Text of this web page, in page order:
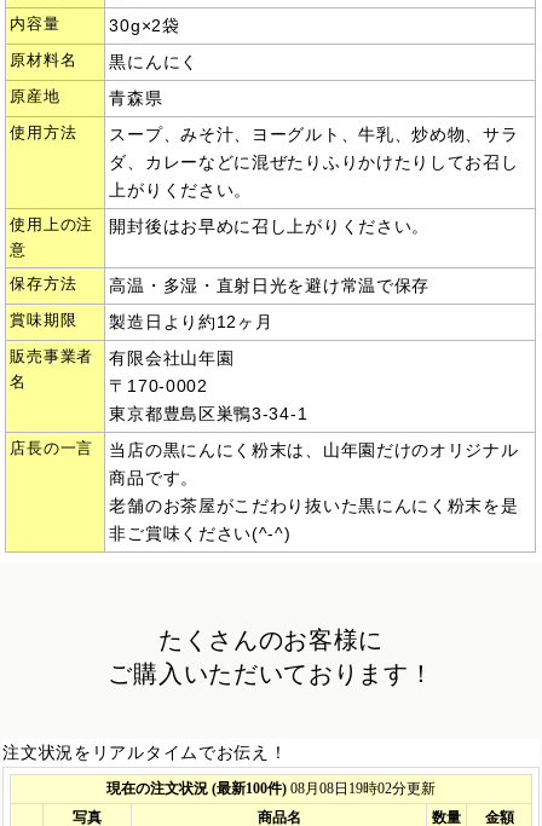
内容量 30g×2袋
原材料名 黒にんにく
原産地 青森県
使用方法
スープ、みそ汁、ヨーグルト、牛乳、炒め物、サラ
ダ、カレーなどに混ぜたりふりかけたりしてお召し
上がりください。
使用上の注
意
開封後はお早めに召し上がりください。
保存方法 高温・多湿・直射日光を避け常温で保存
賞味期限 製造日より約12ヶ月
販売事業者
名
有限会社山年園
〒170-0002
東京都豊島区巣鴨3-34-1
店長の一言
当店の黒にんにく粉末は、山年園だけのオリジナル
商品です。
老舗のお茶屋がこだわり抜いた黒にんにく粉末を是
非ご賞味ください(^-^)
たくさんのお客様に
ご購入いただいております！
注文状況をリアルタイムでお伝え！